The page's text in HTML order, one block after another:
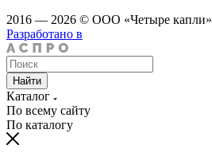
2016 — 2026 © ООО «Четыре капли»
Разработано в
Найти
Каталог
По всему сайту
По каталогу